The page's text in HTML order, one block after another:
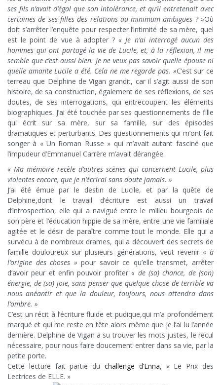
ses fils n’avait d’égal que son intolérance, et qu’il entretenait avec
certaines de ses filles des relations au minimum ambiguës ? »Où
doit s’arrêter l’enquête pour respecter l’intimité de sa mère, quel
est le point de vue à adopter ?« Je n’ai interrogé aucun des
hommes qui ont partagé la vie de Lucile, et, à la réflexion, il me
semble que c’est aussi bien. Je ne veux pas savoir quelle épouse ni
quelle amante Lucile a été. Cela ne me regarde pas. »C’est sur ce
terreau que Delphine de Vigan grandit, car il s’agit aussi de son
histoire, de sa construction, également de ses réflexions, de ses
doutes, de ses interrogations, qui entrecoupent les éléments
biographiques. J’ai été touchée par ses questionnements de fille
qui écrit sur sa mère, sur sa famille, sur des épisodes
dramatiques et perturbants. Des questionnements qui m’ont fait
songer à « Un Roman Russe » qui m’avait autant fasciné que
l’impudeur d’Emmanuel Carrère m’avait dérangée.
« Ma mémoire recèle d’autres scènes qui concernent Lucile, plus
violentes encore, que je n’écrirai sans doute jamais. »
J’ai été émue par le destin de Lucile, et par la quête de
Delphine,dont le travail d’écriture est aussi un travail
d’introspection, elle qui a navigué entre le milieu bourgeois de
son père et l’éducation hippie de sa mère, entre une vie familiale
agitée et le désir de paraître comme tout le monde. Elle qui a
survécu à de nombreux drames, qui a découvert des secrets de
famille douloureux sur plusieurs générations, veut revenir « à
l’origine des choses » pour savoir ce qu’elle transmet, arrêter
d’avoir peur et enfin pouvoir profiter« de (sa) chance, de (son)
énergie, de (sa) joie, sans penser que quelque chose de terrible va
nous anéantir et que la douleur, toujours, nous attendra dans
l’ombre. »
C’est un récit à l’écriture fluide et pudique,qui m’a profondément
marqué et qui me reste en tête alors même que je l’ai lu l’année
dernière. Delphine de Vigan a su trouver les mots justes, le recul
nécessaire, pour nous faire doucement entrer dans sa vie, par la
petite porte.
Cette lecture fait partie du challenge d’Enna, « Le Prix des
Lectrices de ELLE. »